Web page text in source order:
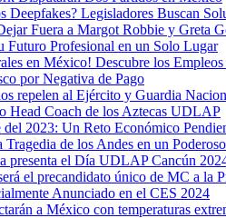
Legisladores Buscan
Fuera a Margot Robbie y Greta
Profesional en un Solo Lugar
en México! Descubre los
por Negativa de Pago
repelen al Ejército y Guardia
Head Coach de los Aztecas UDLAP
2023: Un Reto Económico
de los Andes en un
presenta el Día UDLAP Cancún
el precandidato único de MC a la
Anunciado en el CES 2024
a México con temperaturas